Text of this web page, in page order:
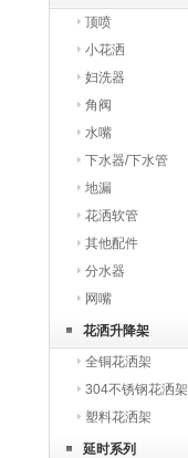
顶喷
小花洒
妇洗器
角阀
水嘴
下水器/下水管
地漏
花洒软管
其他配件
分水器
网嘴
花洒升降架
全铜花洒架
304不锈钢花洒架
塑料花洒架
延时系列